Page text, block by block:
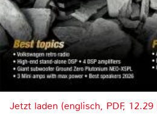
Jetzt laden (englisch, PDF, 12.29